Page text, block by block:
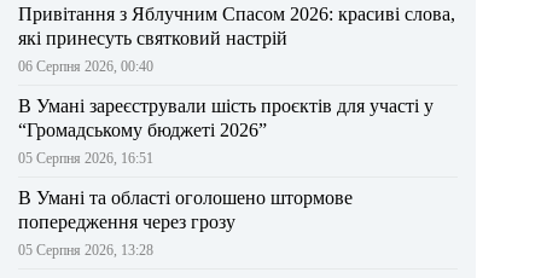
Привітання з Яблучним Спасом 2026: красиві слова,
які принесуть святковий настрій
06 Серпня 2026, 00:40
В Умані зареєстрували шість проєктів для участі у
“Громадському бюджеті 2026”
05 Серпня 2026, 16:51
В Умані та області оголошено штормове
попередження через грозу
05 Серпня 2026, 13:28